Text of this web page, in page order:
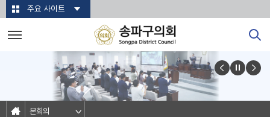
본문바로가기주요 사이트
본회의